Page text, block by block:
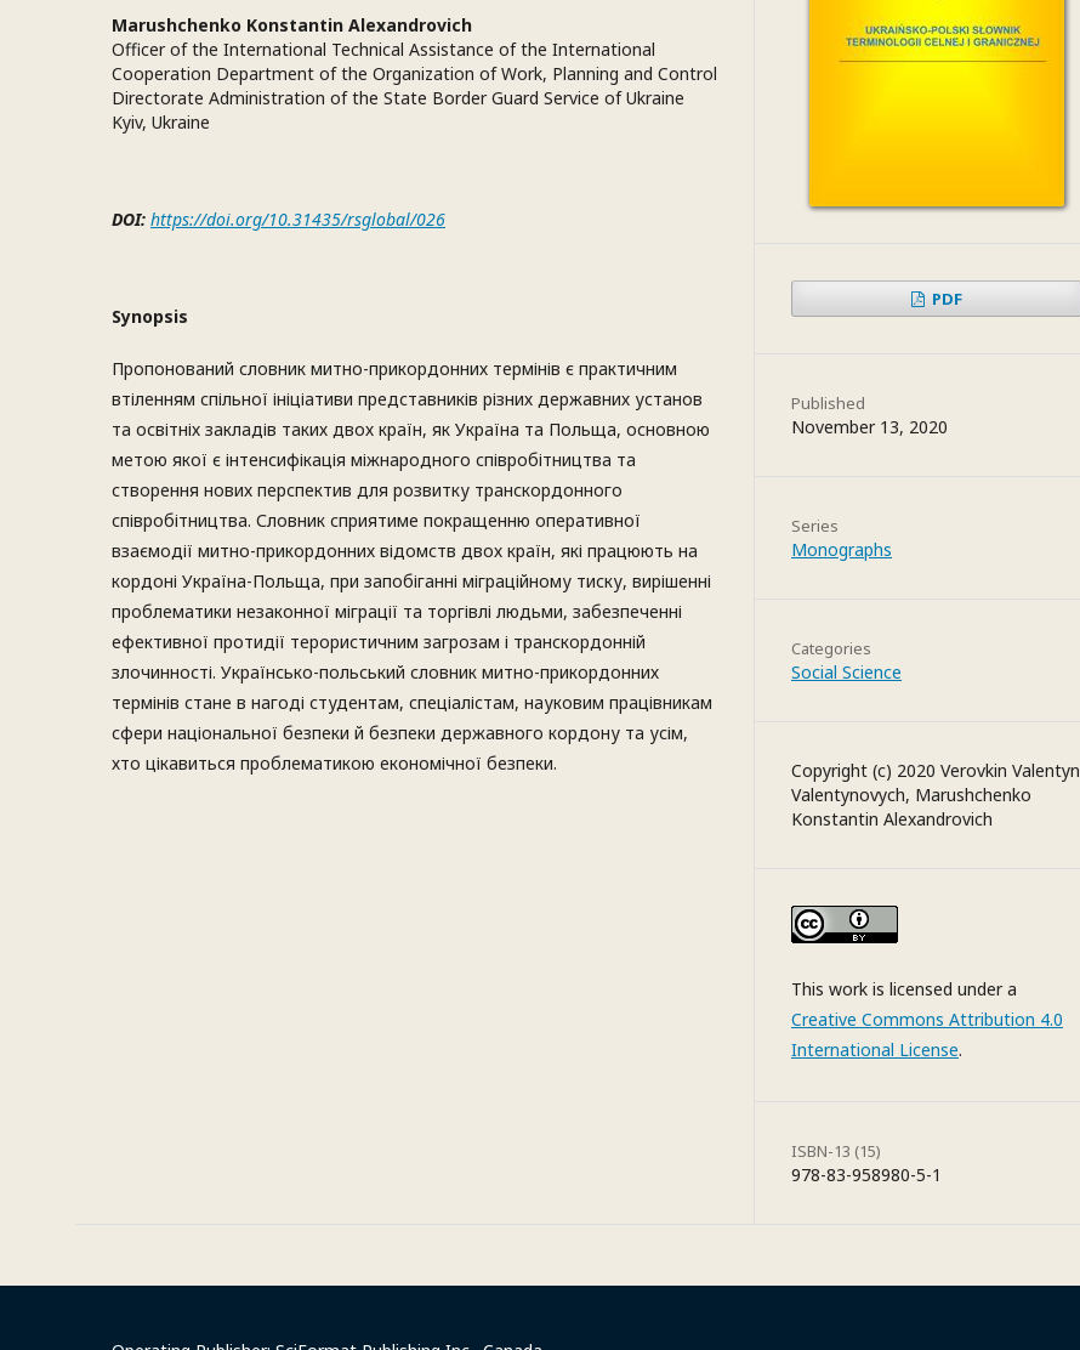
Marushchenko Konstantin Alexandrovich
Officer of the International Technical Assistance of the International
Cooperation Department of the Organization of Work, Planning and Control
Directorate Administration of the State Border Guard Service of Ukraine
Kyiv, Ukraine
DOI: https://doi.org/10.31435/rsglobal/026
Synopsis
Пропонований словник митно-прикордонних термінів є практичним
втіленням спільної ініціативи представників різних державних установ
та освітніх закладів таких двох країн, як Україна та Польща, основною
метою якої є інтенсифікація міжнародного співробітництва та
створення нових перспектив для розвитку транскордонного
співробітництва. Словник сприятиме покращенню оперативної
взаємодії митно-прикордонних відомств двох країн, які працюють на
кордоні Україна-Польща, при запобіганні міграційному тиску, вирішенні
проблематики незаконної міграції та торгівлі людьми, забезпеченні
ефективної протидії терористичним загрозам і транскордонній
злочинності. Українсько-польський словник митно-прикордонних
термінів стане в нагоді студентам, спеціалістам, науковим працівникам
сфери національної безпеки й безпеки державного кордону та усім,
хто цікавиться проблематикою економічної безпеки.
PDF
Published
November 13, 2020
Series
Monographs
Categories
Social Science
Copyright (c) 2020 Verovkin Valentyn
Valentynovych, Marushchenko
Konstantin Alexandrovich
This work is licensed under a
Creative Commons Attribution 4.0
International License.
ISBN-13 (15)
978-83-958980-5-1